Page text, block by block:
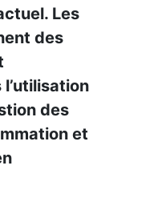
Les
des
des
et